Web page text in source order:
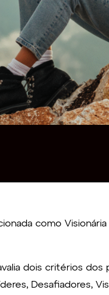
como
dois critérios dos
Desafiadores,